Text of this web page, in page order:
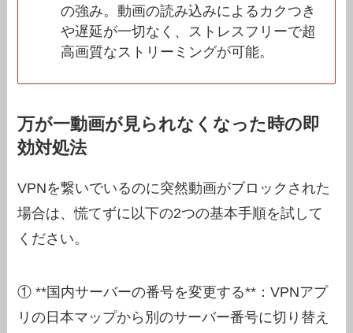
の強み。動画の読み込みによるカクつき
や遅延が一切なく、ストレスフリーで超
高画質なストリーミングが可能。
万が一動画が見られなくなった時の即
効対処法
VPNを繋いでいるのに突然動画がブロックされた
場合は、慌てずに以下の2つの基本手順を試して
ください。
① **国内サーバーの番号を変更する**：VPNアプ
リの日本マップから別のサーバー番号に切り替え